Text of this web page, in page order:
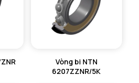
Vòng bi NTN
6207ZZNR/5K